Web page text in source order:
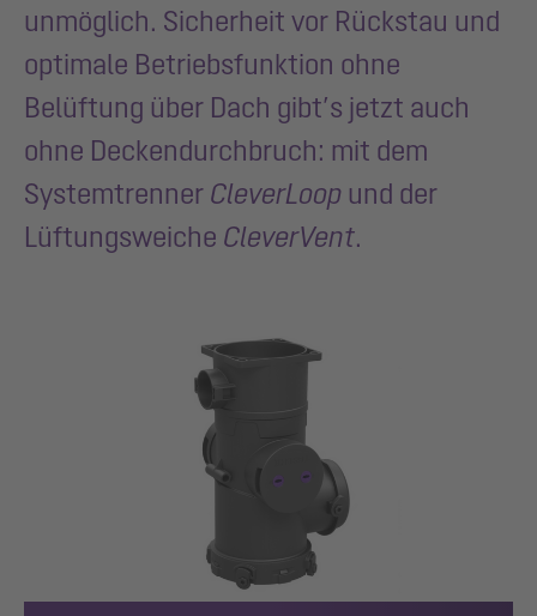
unmöglich. Sicherheit vor Rückstau und
optimale Betriebsfunktion ohne
Belüftung über Dach gibt’s jetzt auch
ohne Deckendurchbruch: mit dem
Systemtrenner CleverLoop und der
Lüftungsweiche CleverVent.